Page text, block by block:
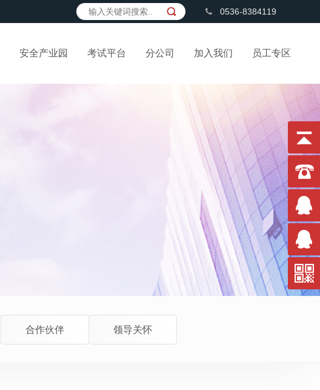
0536-8384119
安全产业园 考试平台 分公司 加入我们 员工专区
合作伙伴 领导关怀